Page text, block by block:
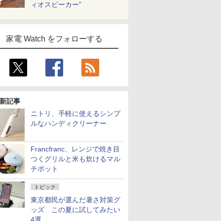
ィオスピーカー”
家電 Watch をフォローする
記事
ニトリ、手軽に使えるシンプ
ルなハンディクリーナー
Francfranc、レンジで焼き目
つくグリルと米も炊けるマル
チポット
トピック
東京都民が選んだ暑さ対策グ
ッズ この夏に試してみたい